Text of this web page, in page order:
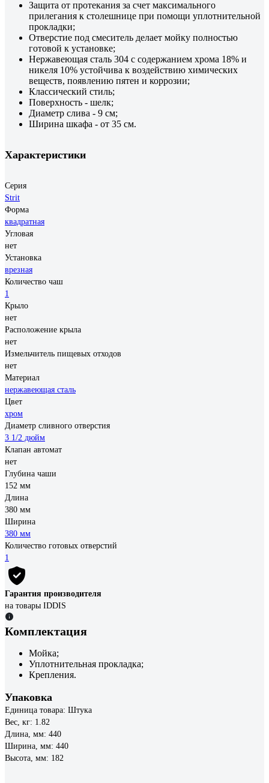
Защита от протекания за счет максимального
прилегания к столешнице при помощи уплотнительной
прокладки;
Отверстие под смеситель делает мойку полностью
готовой к установке;
Нержавеющая сталь 304 с содержанием хрома 18% и
никеля 10% устойчива к воздействию химических
веществ, появлению пятен и коррозии;
Классический стиль;
Поверхность - шелк;
Диаметр слива - 9 см;
Ширина шкафа - от 35 см.
Характеристики
Серия
Strit
Форма
квадратная
Угловая
нет
Установка
врезная
Количество чаш
1
Крыло
нет
Расположение крыла
нет
Измельчитель пищевых отходов
нет
Материал
нержавеющая сталь
Цвет
хром
Диаметр сливного отверстия
3 1/2 дюйм
Клапан автомат
нет
Глубина чаши
152 мм
Длина
380 мм
Ширина
380 мм
Количество готовых отверстий
1
Гарантия производителя
на товары IDDIS
Комплектация
Мойка;
Уплотнительная прокладка;
Крепления.
Упаковка
Единица товара: Штука
Вес, кг: 1.82
Длина, мм: 440
Ширина, мм: 440
Высота, мм: 182